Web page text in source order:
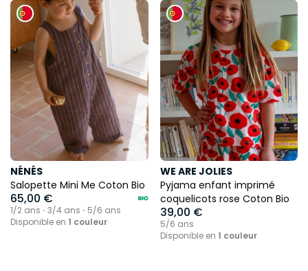
NÉNÉS
Salopette Mini Me Coton Bio
65,00 €
1/2 ans ⋅ 3/4 ans ⋅ 5/6 ans
Disponible en 1 couleur
WE ARE JOLIES
Pyjama enfant imprimé
coquelicots rose Coton Bio
39,00 €
5/6 ans
Disponible en 1 couleur